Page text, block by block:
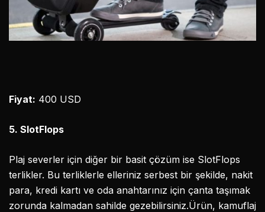
Fiyat: 400 USD
5. SlotFlops
Plaj severler için diğer bir basit çözüm ise SlotFlops
terlikler. Bu terliklerle elleriniz serbest bir şekilde, nakit
para, kredi kartı ve oda anahtarınız için çanta taşımak
zorunda kalmadan sahilde gezebilirsiniz.Ürün, kamuflaj